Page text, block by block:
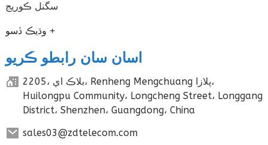
سگنل ڪوريج
وڌيڪ ڏسو
اسان سان رابطو ڪريو
2205، بلاڪ اي، Renheng Mengchuang پلازا،
Huilongpu Community، Longcheng Street، Longgang
District، Shenzhen، Guangdong، China
sales03@zdtelecom.com